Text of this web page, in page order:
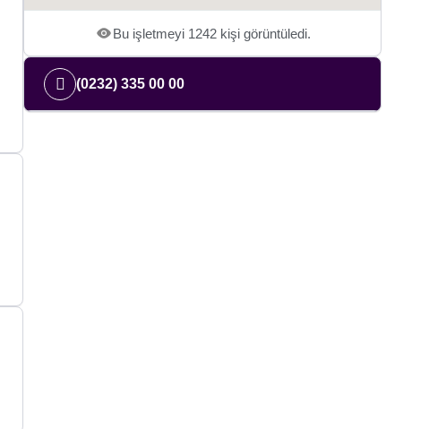
Bu işletmeyi 1242 kişi görüntüledi.
(0232) 335 00 00